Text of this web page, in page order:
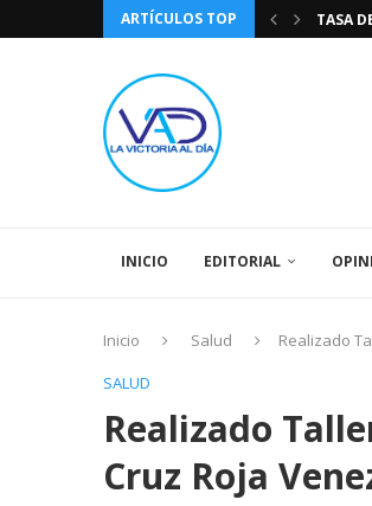
ARTÍCULOS TOP
DIA DE
INICIO EDITORIAL
Inicio Salud
Realizado
SALUD
Realizado
Cruz Roja